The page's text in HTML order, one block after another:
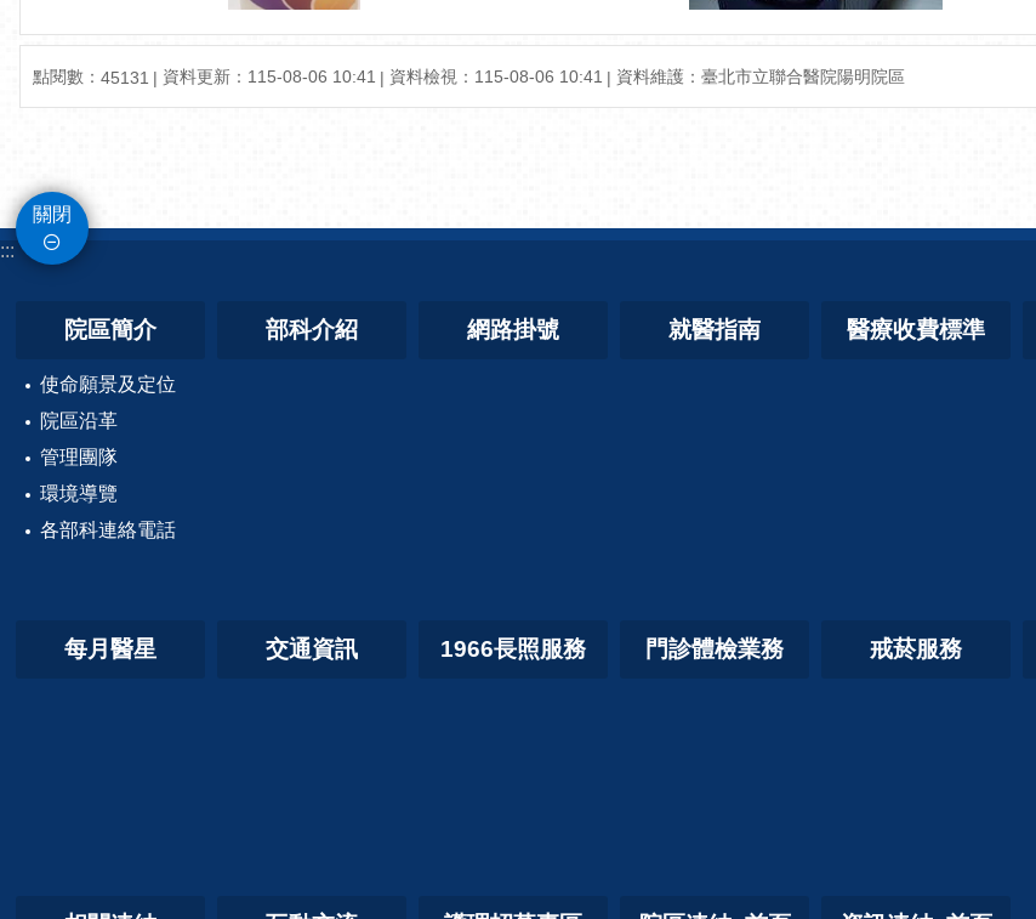
點閱數： 45131 資料更新： 115-08-06 10:41 資料檢視： 115-08-06 10:41 資料維護： 臺北市立聯合醫院陽明院區
關閉
:::
院區簡介
使命願景及定位
院區沿革
管理團隊
環境導覽
各部科連絡電話
部科介紹 網路掛號 就醫指南 醫療收費標準
每月醫星 交通資訊 1966長照服務 門診體檢業務 戒菸服務